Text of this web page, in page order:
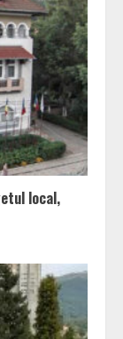
local,